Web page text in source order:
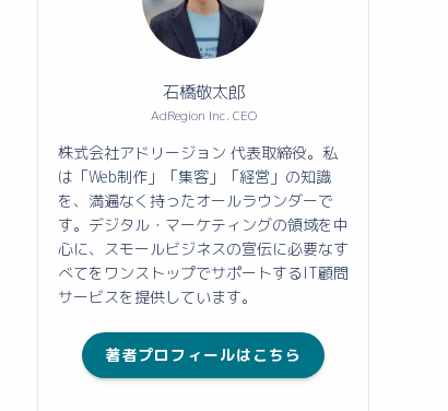
石橋敬太郎
AdRegion Inc. CEO
株式会社アドリージョン 代表取締役。私
は「Web制作」「集客」「経営」の知識
を、満遍なく持ったオールラウンダーで
す。デジタル・マーケティングの領域を中
心に、スモールビジネスの宣伝に必要なす
べてをワンストップでサポートするIT顧問
サービスを提供しています。
著者プロフィールはこちら